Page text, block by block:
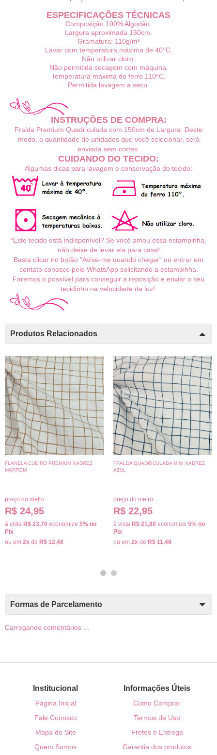
ESPECIFICAÇÕES TÉCNICAS
Composição 100% Algodão.
Largura aproximada 150cm.
Gramatura: 110g/m²
Lavar com temperatura máxima de 40°C.
Não utilizar cloro.
Não permitida secagem com máquina.
Temperatura máxima do ferro 110°C.
Permitida lavagem a seco.
INSTRUÇÕES DE COMPRA:
Fralda Premium Quadriculada com 150cm de Largura. Deste
modo, a quantidade de unidades que você selecionar, será
enviada sem cortes.
CUIDANDO DO TECIDO:
Algumas dicas para lavagem e conservação do tecido:
*Este tecido está indisponível? Se você amou essa estampinha,
não deixe de levar ela para casa!
Basta clicar no botão "Avise-me quando chegar" ou entrar em
contato conosco pelo WhatsApp solicitando a estampinha.
Faremos o possível para conseguir a reposição e enviar o seu
tecidinho na velocidade da luz!
Produtos Relacionados
FLANELA CUEIRO PREMIUM XADREZ
MARROM
preço do metro:
R$ 24,95
à vista R$ 23,70 economize 5% no
Pix
ou em 2x de R$ 12,48
FRALDA QUADRICULADA MINI XADREZ
AZUL
preço do metro:
R$ 22,95
à vista R$ 21,80 economize 5% no
Pix
ou em 2x de R$ 11,48
Formas de Parcelamento
Carregando comentários ...
Institucional
Página Inicial
Fale Conosco
Mapa do Site
Quem Somos
Informações Úteis
Como Comprar
Termos de Uso
Fretes e Entrega
Garantia dos produtos